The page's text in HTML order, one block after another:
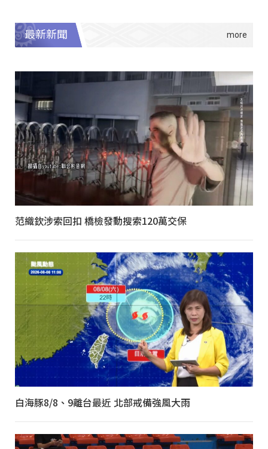
最新新聞
范織欽涉索回扣 橋檢發動搜索120萬交保
白海豚8/8、9離台最近 北部戒備強風大雨